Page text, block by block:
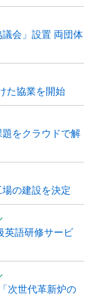
会」設置 両団体
た協業を開始
をクラウドで解
の建設を決定
英語研修サービ
次世代革新炉の